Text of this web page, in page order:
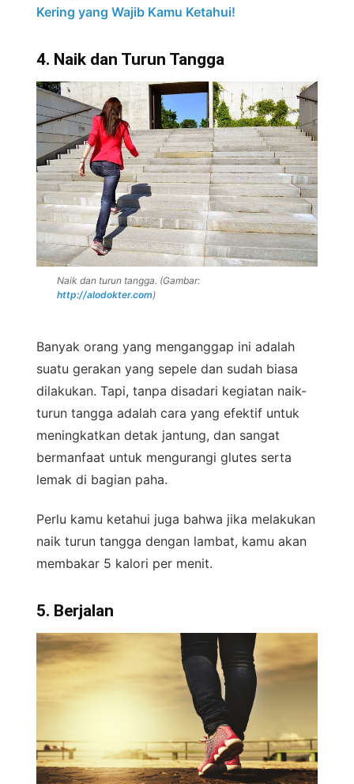
Kering yang Wajib Kamu Ketahui!
4. Naik dan Turun Tangga
Naik dan turun tangga. (Gambar:
http://alodokter.com)
Banyak orang yang menganggap ini adalah
suatu gerakan yang sepele dan sudah biasa
dilakukan. Tapi, tanpa disadari kegiatan naik-
turun tangga adalah cara yang efektif untuk
meningkatkan detak jantung, dan sangat
bermanfaat untuk mengurangi glutes serta
lemak di bagian paha.
Perlu kamu ketahui juga bahwa jika melakukan
naik turun tangga dengan lambat, kamu akan
membakar 5 kalori per menit.
5. Berjalan